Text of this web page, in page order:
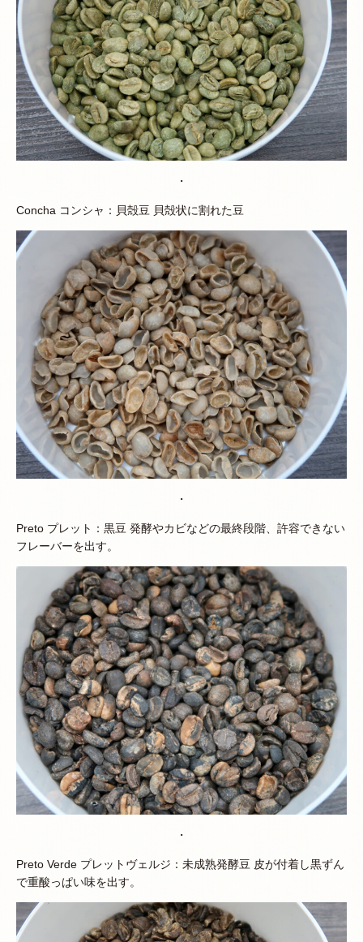
・
Concha コンシャ：貝殻豆 貝殻状に割れた豆
・
Preto プレット：黒豆 発酵やカビなどの最終段階、許容できない
フレーバーを出す。
・
Preto Verde プレットヴェルジ：未成熟発酵豆 皮が付着し黒ずん
で重酸っぱい味を出す。